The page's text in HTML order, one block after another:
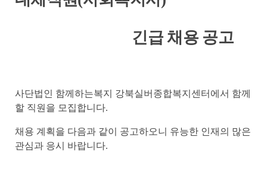
긴급 채용 공고
사단법인 함께하는복지 강북실버종합복지센터에서 함께
할 직원을 모집합니다.
채용 계획을 다음과 같이 공고하오니 유능한 인재의 많은
관심과 응시 바랍니다.